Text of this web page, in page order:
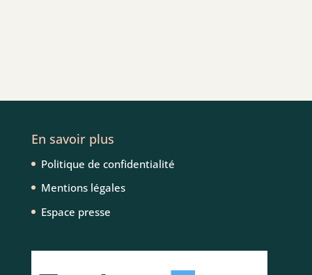
En savoir plus
Politique de confidentialité
Mentions légales
Espace presse